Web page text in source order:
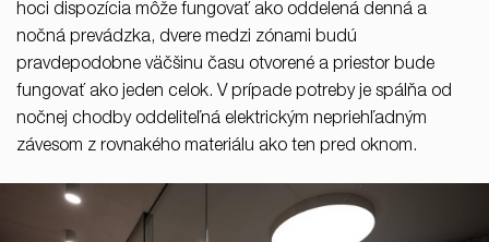
hoci dispozícia môže fungovať ako oddelená denná a
nočná prevádzka, dvere medzi zónami budú
pravdepodobne väčšinu času otvorené a priestor bude
fungovať ako jeden celok. V prípade potreby je spálňa od
nočnej chodby oddeliteľná elektrickým nepriehľadným
závesom z rovnakého materiálu ako ten pred oknom.